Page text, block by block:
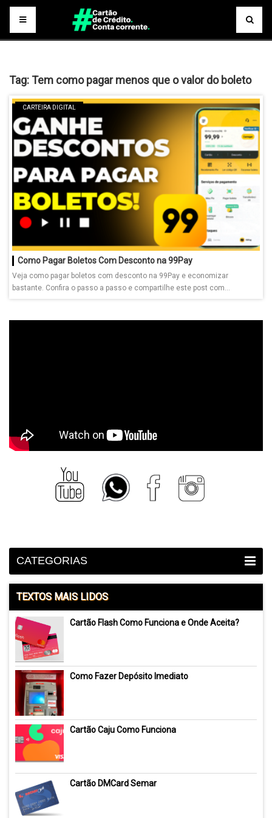
Tag: Tem como pagar menos que o valor do boleto
CARTEIRA DIGITAL
Como Pagar Boletos Com Desconto na 99Pay
Veja como pagar boletos com desconto na 99Pay e economizar
bastante. Confira o passo a passo e compartilhe este post com...
CATEGORIAS
TEXTOS MAIS LIDOS
Cartão Flash Como Funciona e Onde Aceita?
Como Fazer Depósito Imediato
Cartão Caju Como Funciona
Cartão DMCard Semar